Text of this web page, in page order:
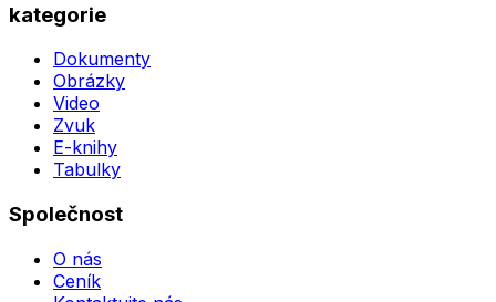
kategorie
Dokumenty
Obrázky
Video
Zvuk
E-knihy
Tabulky
Společnost
O nás
Ceník